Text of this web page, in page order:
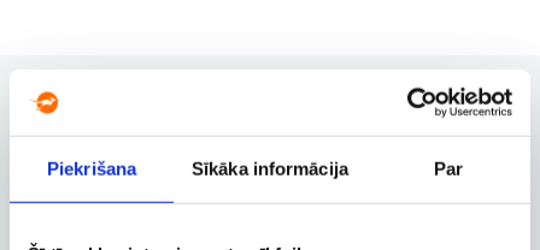
Piekrišana Sīkāka informācija Par
Užsakymų valdymas
Užsakymo keitimas, atšaukimas ir